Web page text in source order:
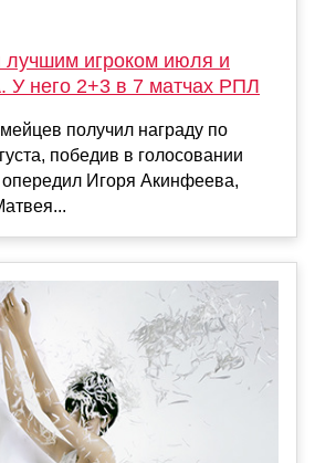
лучшим игроком июля и
У него 2+3 в 7 матчах РПЛ
получил награду по
победив в голосовании
Игоря Акинфеева,